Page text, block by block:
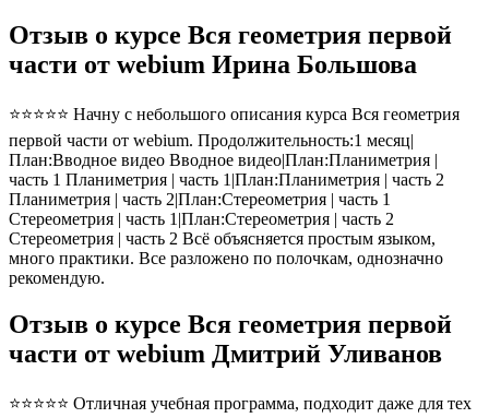
Отзыв о курсе Вся геометрия первой
части от webium Ирина Большова
⭐⭐⭐⭐⭐ Начну с небольшого описания курса Вся геометрия
первой части от webium. Продолжительность:1 месяц|
План:Вводное видео Вводное видео|План:Планиметрия |
часть 1 Планиметрия | часть 1|План:Планиметрия | часть 2
Планиметрия | часть 2|План:Стереометрия | часть 1
Стереометрия | часть 1|План:Стереометрия | часть 2
Стереометрия | часть 2 Всё объясняется простым языком,
много практики. Все разложено по полочкам, однозначно
рекомендую.
Отзыв о курсе Вся геометрия первой
части от webium Дмитрий Уливанов
⭐⭐⭐⭐⭐ Отличная учебная программа, подходит даже для тех